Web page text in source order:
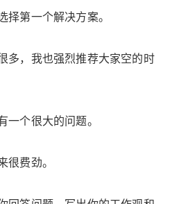
择第一个解决方案。
多，我也强烈推荐大家空的时
一个很大的问题。
很费劲。